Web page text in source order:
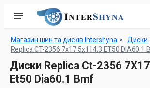
Магазин шин та дисків Intershyna
Диски
Replica CT-2356 7x17 5x114.3 ET50 DIA60.1
Диски Replica Ct-2356
Et50 Dia60.1 Bmf